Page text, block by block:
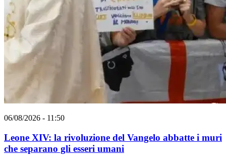
06/08/2026 - 11:50
Leone XIV: la rivoluzione del Vangelo abbatte i muri
che separano gli esseri umani